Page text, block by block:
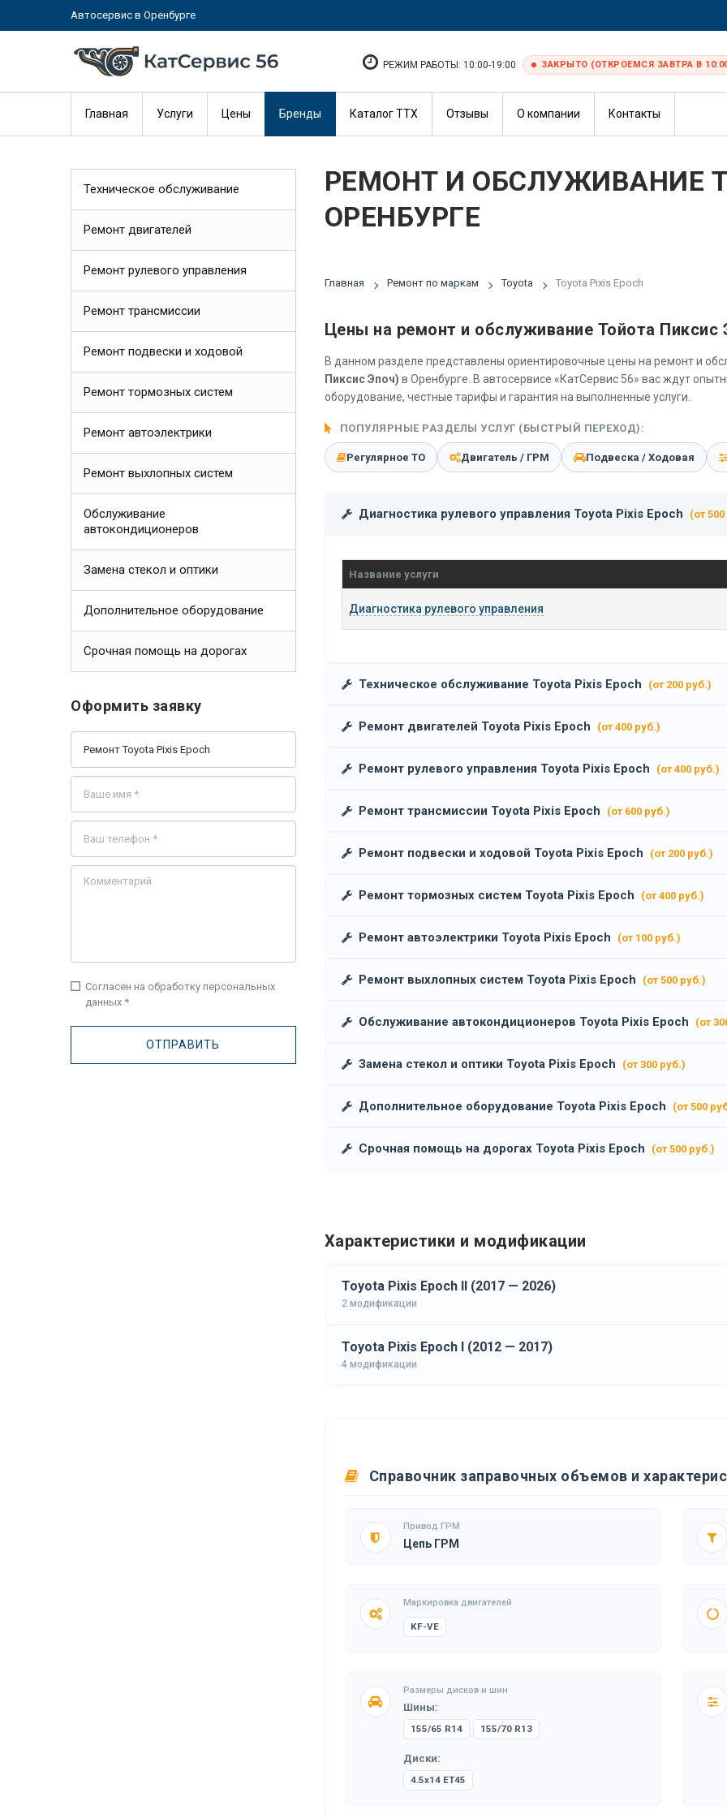
Автосервис в Оренбурге
РЕЖИМ РАБОТЫ: 10:00-19:00 ЗАКРЫТО (ОТКРОЕМСЯ ЗАВТРА В
Главная Услуги Цены Бренды Каталог ТТХ Отзывы О компании Контакты
РЕМОНТ И ОБСЛУЖИВАНИЕ
ОРЕНБУРГЕ
Главная Ремонт по маркам Toyota Toyota Pixis Epoch
Цены на ремонт и обслуживание Тойота Пиксис
В данном разделе представлены ориентировочные цены на ремонт и
Пиксис Эпоч) в Оренбурге. В автосервисе «КатСервис 56» вас ждут
оборудование, честные тарифы и гарантия на выполненные услуги.
ПОПУЛЯРНЫЕ РАЗДЕЛЫ УСЛУГ (БЫСТРЫЙ ПЕРЕХОД):
Регулярное ТО Двигатель / ГРМ Подвеска / Ходовая
Диагностика рулевого управления Toyota Pixis Epoch (от
Название услуги
Диагностика рулевого управления
Техническое обслуживание Toyota Pixis Epoch (от 200 руб.)
Ремонт двигателей Toyota Pixis Epoch (от 400 руб.)
Ремонт рулевого управления Toyota Pixis Epoch (от 400 руб.)
Ремонт трансмиссии Toyota Pixis Epoch (от 600 руб.)
Ремонт подвески и ходовой Toyota Pixis Epoch (от 200 руб.)
Ремонт тормозных систем Toyota Pixis Epoch (от 400 руб.)
Ремонт автоэлектрики Toyota Pixis Epoch (от 100 руб.)
Ремонт выхлопных систем Toyota Pixis Epoch (от 500 руб.)
Обслуживание автокондиционеров Toyota Pixis Epoch (от
Замена стекол и оптики Toyota Pixis Epoch (от 300 руб.)
Дополнительное оборудование Toyota Pixis Epoch (от 500
Срочная помощь на дорогах Toyota Pixis Epoch (от 500 руб.)
Характеристики и модификации
Toyota Pixis Epoch II (2017 — 2026)
2 модификации
Toyota Pixis Epoch I (2012 — 2017)
4 модификации
Справочник заправочных объемов и
Привод ГРМ
Цепь ГРМ
Маркировка двигателей
KF-VE
Размеры дисков и шин
Шины:
155/65 R14 155/70 R13
Диски:
4.5x14 ET45
Техническое обслуживание
Ремонт двигателей
Ремонт рулевого управления
Ремонт трансмиссии
Ремонт подвески и ходовой
Ремонт тормозных систем
Ремонт автоэлектрики
Ремонт выхлопных систем
Обслуживание
автокондиционеров
Замена стекол и оптики
Дополнительное оборудование
Срочная помощь на дорогах
Оформить заявку
check_box_outline_blank Согласен на обработку персональных
данных *